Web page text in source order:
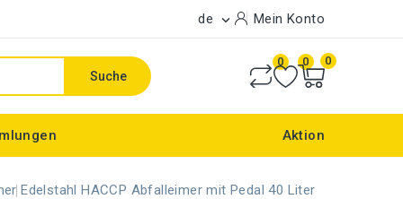
de  Mein Konto
Suche
0 0 0
Aktion
Edelstahl HACCP Abfalleimer mit Pedal 40 Liter